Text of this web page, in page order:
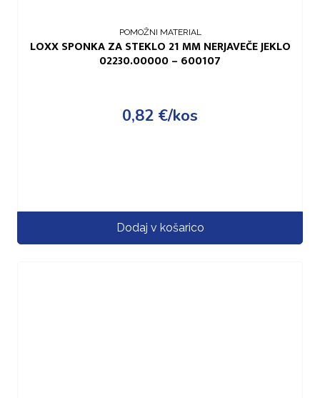
POMOŽNI MATERIAL
LOXX SPONKA ZA STEKLO 21 MM NERJAVEČE JEKLO
02230.00000 – 600107
0,82 €/kos
Dodaj v košarico